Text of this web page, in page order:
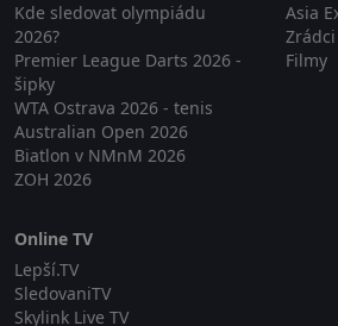
Kde sledovat olympiádu
2026?
Premier League Darts 2026 -
šipky
WTA Ostrava 2026 - tenis
Australian Open 2026
Biatlon v NMnM 2026
ZOH 2026
Asia
Filmy
Online TV
Lepší.TV
SledovaniTV
Skylink Live TV